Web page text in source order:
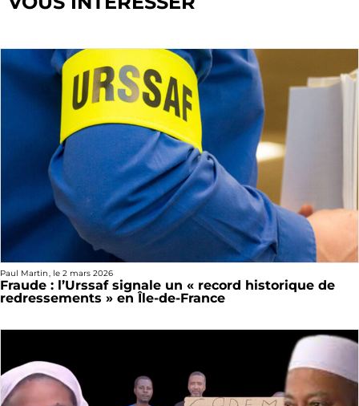
Paul Martin, le 2 mars 2026
Fraude : l’Urssaf signale un « record historique de
redressements » en Île-de-France